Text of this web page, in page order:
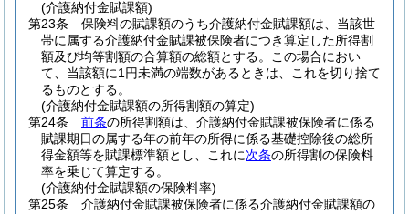
(介護納付金賦課額)
第23条
保険料の賦課額のうち介護納付金賦課額は、当該世
帯に属する介護納付金賦課被保険者につき算定した所得割
額及び均等割額の合算額の総額とする。
この場合におい
て、当該額に1円未満の端数があるときは、これを切り捨て
るものとする。
(介護納付金賦課額の所得割額の算定)
第24条
前条の所得割額は、介護納付金賦課被保険者に係る
賦課期日の属する年の前年の所得に係る基礎控除後の総所
得金額等を賦課標準額とし、これに次条の所得割の保険料
率を乗じて算定する。
(介護納付金賦課額の保険料率)
第25条
介護納付金賦課被保険者に係る介護納付金賦課額の